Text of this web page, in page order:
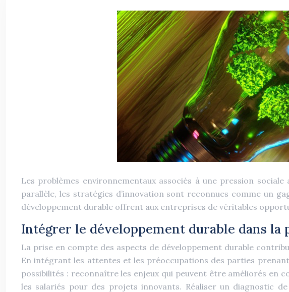
Les problèmes environnementaux associés à une pression
parallèle, les stratégies d’innovation sont reconnues comme un
développement durable offrent aux entreprises de véritables
Intégrer le développement durable dans
La prise en compte des aspects de développement durable
En intégrant les attentes et les préoccupations des parties
possibilités : reconnaître les enjeux qui peuvent être améliorés en
les salariés pour des projets innovants. Réaliser un diagnostic